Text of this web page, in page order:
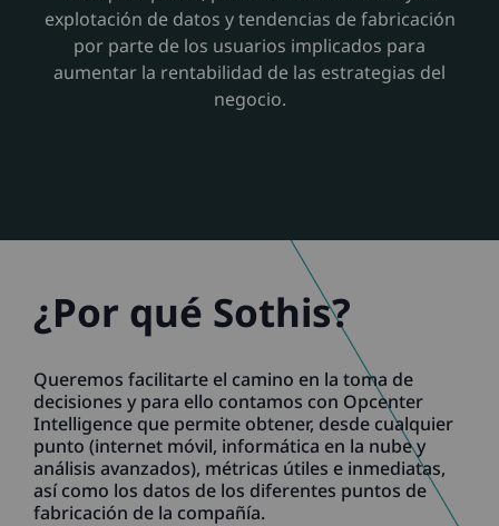
explotación de datos y tendencias de fabricación
por parte de los usuarios implicados para
aumentar la rentabilidad de las estrategias del
negocio.
¿Por qué Sothis?
Queremos facilitarte el camino en la toma de
decisiones y para ello contamos con Opcenter
Intelligence que permite obtener, desde cualquier
punto (internet móvil, informática en la nube y
análisis avanzados), métricas útiles e inmediatas,
así como los datos de los diferentes puntos de
fabricación de la compañía.